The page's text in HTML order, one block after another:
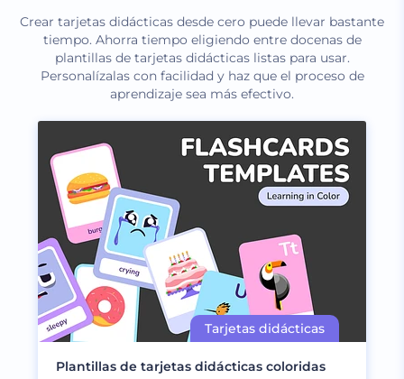
Crear tarjetas didácticas desde cero puede llevar bastante
tiempo. Ahorra tiempo eligiendo entre docenas de
plantillas de tarjetas didácticas listas para usar.
Personalízalas con facilidad y haz que el proceso de
aprendizaje sea más efectivo.
Plantillas de tarjetas didácticas coloridas